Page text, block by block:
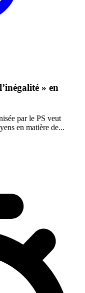
» en
par le PS veut
en matière de...